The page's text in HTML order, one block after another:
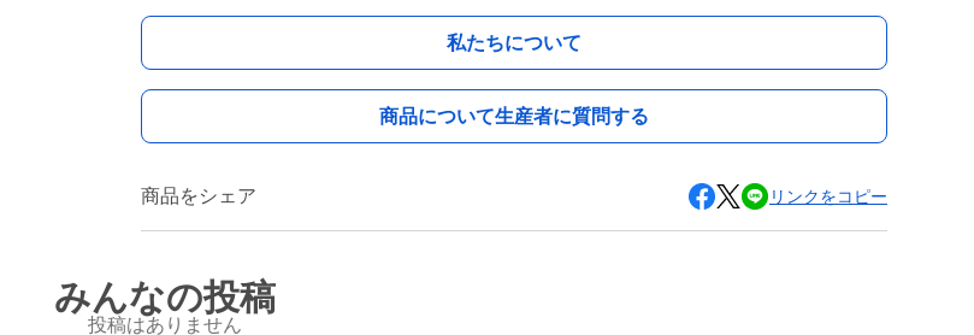
私たちについて
商品について生産者に質問する
商品をシェア リンクをコピー
みんなの投稿
投稿はありません